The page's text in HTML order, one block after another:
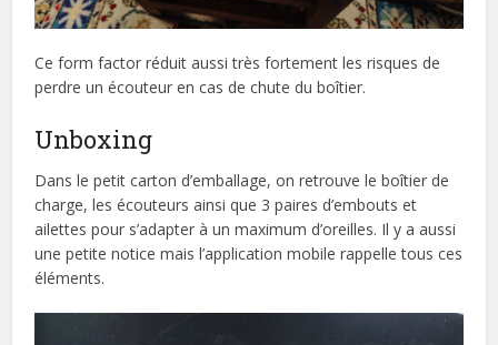
Ce form factor réduit aussi très fortement les risques de
perdre un écouteur en cas de chute du boîtier.
Unboxing
Dans le petit carton d’emballage, on retrouve le boîtier de
charge, les écouteurs ainsi que 3 paires d’embouts et
ailettes pour s’adapter à un maximum d’oreilles. Il y a aussi
une petite notice mais l’application mobile rappelle tous ces
éléments.